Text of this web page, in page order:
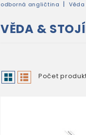
odborná angličtina
VĚDA &
Počet